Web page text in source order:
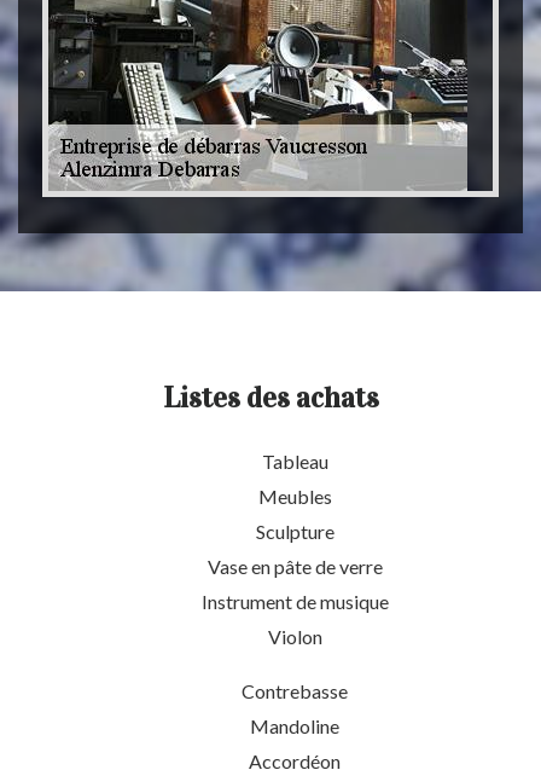
Listes des achats
Tableau
Meubles
Sculpture
Vase en pâte de verre
Instrument de musique
Violon
Contrebasse
Mandoline
Accordéon